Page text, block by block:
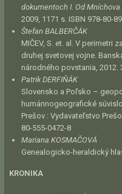
dokumentoch I. Od Mníchova
2009, 1171 s. ISBN 978-80-
Štefan BALBERČÁK
MIČEV, S. et. al. V perimetri
druhej svetovej vojne.
národného povstania, 2012.
Patrik DERFIŇÁK
Slovensko a Poľsko –
humánnogeografické
Prešov : Vydavateľstvo
80-555-0472-8
Mariana KOSMAČOVÁ
Genealogicko-heraldický
KRONIKA